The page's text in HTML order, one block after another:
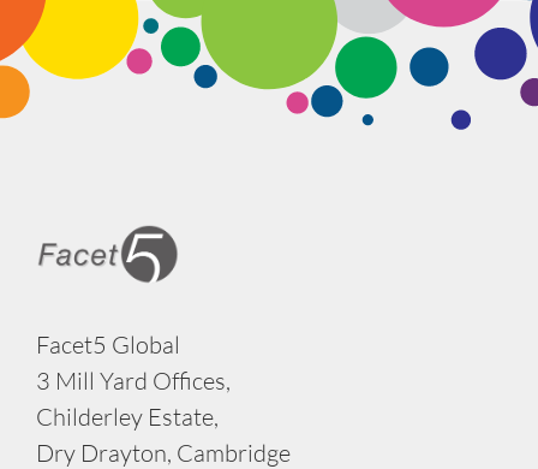
Facet5 Global
3 Mill Yard Offices,
Childerley Estate,
Dry Drayton, Cambridge